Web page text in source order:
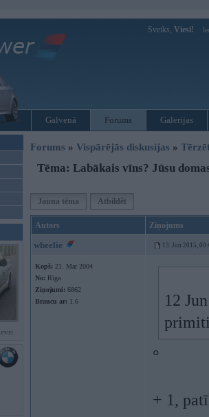
Sveiks, Viesi!
Galvenā Forums Galerijas
Forums » Vispārējās diskusijas »
Tēma: Labākais vīns? Jūsu
Jauna tēma Atbildēt
Autors Ziņojums
wheelie 13. Jun 2015,
Kopš: 21. Mar 2004
No: Rīga
Ziņojumi: 6862
Braucu ar: 1.6
12
°
+ 1,